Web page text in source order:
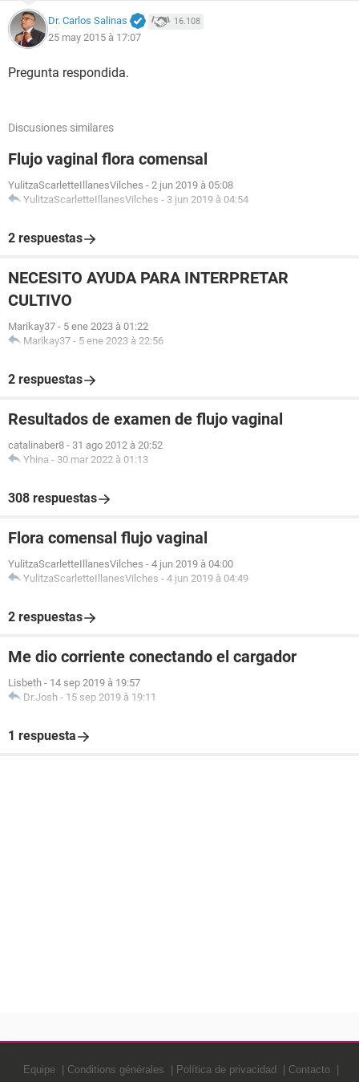
Dr. Carlos Salinas 16.108
25 may 2015 à 17:07
Pregunta respondida.
Discusiones similares
Flujo vaginal flora comensal
YulitzaScarletteIllanesVilches - 2 jun 2019 à 05:08
YulitzaScarletteIllanesVilches - 3 jun 2019 à 04:54
2 respuestas
NECESITO AYUDA PARA INTERPRETAR
CULTIVO
Marikay37 - 5 ene 2023 à 01:22
Marikay37 - 5 ene 2023 à 22:56
2 respuestas
Resultados de examen de flujo vaginal
catalinaber8 - 31 ago 2012 à 20:52
Yhina - 30 mar 2022 à 01:13
308 respuestas
Flora comensal flujo vaginal
YulitzaScarletteIllanesVilches - 4 jun 2019 à 04:00
YulitzaScarletteIllanesVilches - 4 jun 2019 à 04:49
2 respuestas
Me dio corriente conectando el cargador
Lisbeth - 14 sep 2019 à 19:57
Dr.Josh - 15 sep 2019 à 19:11
1 respuesta
Equipe Conditions générales Política de privacidad Contacto